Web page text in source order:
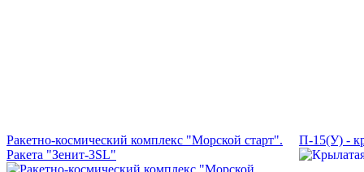
Ракетно-космический комплекс "Морской старт".
Ракета "Зенит-3SL"
П-15(У) -